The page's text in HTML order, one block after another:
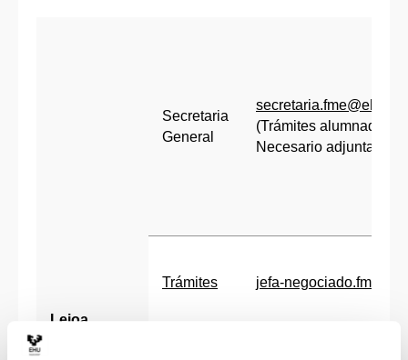
Leioa
Secretaria
General
(Trámites alumnado.
Necesario adjuntar
Trámites jefa-